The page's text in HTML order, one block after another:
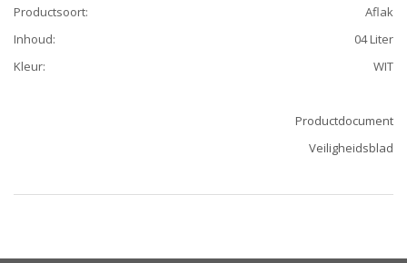
Productsoort:
Aflak
Inhoud:
04 Liter
Kleur: WIT
Productdocument
Veiligheidsblad